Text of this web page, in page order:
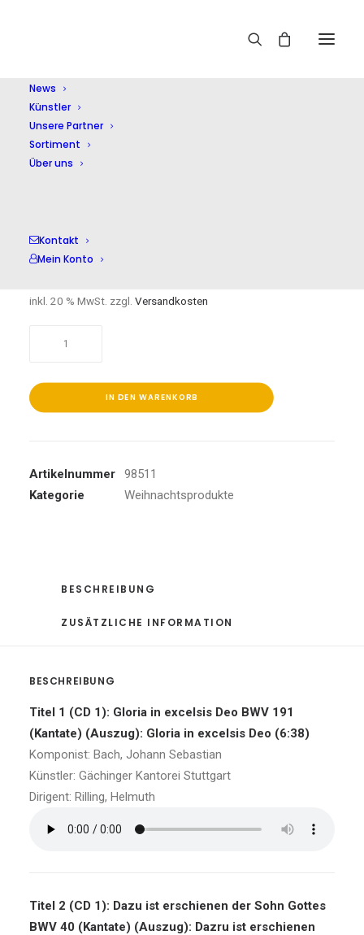
News
Künstler
Unsere Partner
Sortiment
Über uns
Kontakt
Mein Konto
Gloria In Excelsis
17,00€
inkl. 20 % MwSt. zzgl. Versandkosten
Deo
IN DEN WARENKORB
Artikelnummer
98511
Kategorie
Weihnachtsprodukte
BESCHREIBUNG
ZUSÄTZLICHE INFORMATION
BESCHREIBUNG
Titel 1 (CD 1): Gloria in excelsis Deo BWV 191
(Kantate) (Auszug): Gloria in excelsis Deo (6:38)
Komponist: Bach, Johann Sebastian
Künstler: Gächinger Kantorei Stuttgart
Dirigent: Rilling, Helmuth
Titel 2 (CD 1): Dazu ist erschienen der Sohn Gottes
BWV 40 (Kantate) (Auszug): Dazru ist erschienen